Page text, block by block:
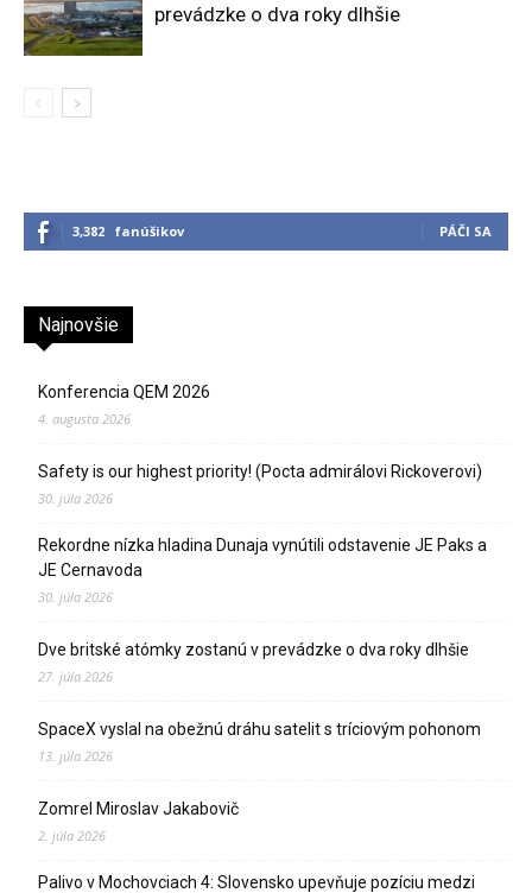
prevádzke o dva roky dlhšie
3,382 fanúšikov PÁČI SA
Najnovšie
Konferencia QEM 2026
4. augusta 2026
Safety is our highest priority! (Pocta admirálovi Rickoverovi)
30. júla 2026
Rekordne nízka hladina Dunaja vynútili odstavenie JE Paks a
JE Cernavoda
30. júla 2026
Dve britské atómky zostanú v prevádzke o dva roky dlhšie
27. júla 2026
SpaceX vyslal na obežnú dráhu satelit s tríciovým pohonom
13. júla 2026
Zomrel Miroslav Jakabovič
2. júla 2026
Palivo v Mochovciach 4: Slovensko upevňuje pozíciu medzi